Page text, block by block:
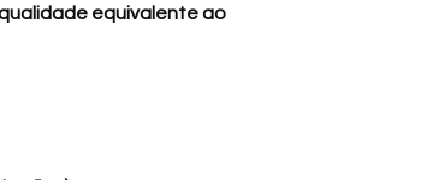
equivalente ao